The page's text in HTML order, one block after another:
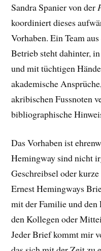
Sandra Spanier von der
koordiniert dieses
Vorhaben. Ein Team
Betrieb steht dahinter,
und mit tüchtigen
akademische
akribischen Fussnoten
bibliographische
Das Vorhaben ist
Hemingway sind nicht
Geschreibsel oder
Ernest Hemingways
mit der Familie und
den Kollegen oder
Jeder Brief kommt mir